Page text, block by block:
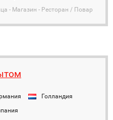
- Магазин - Ресторан / Повар
Голландия